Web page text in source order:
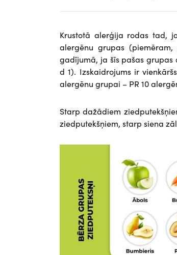
Krustotā alerģija rodas tad,
alergēnu grupas
gadījumā, ja šīs pašas
d 1). Izskaidrojums ir
alergēnu grupai – PR 10
Starp dažādiem
ziedputekšņiem, starp siena